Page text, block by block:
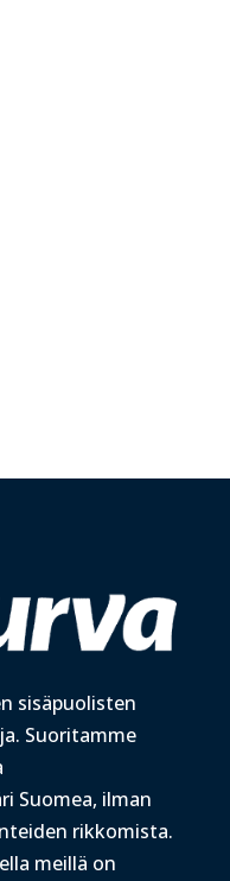
sisäpuolisten
Suoritamme
Suomea, ilman
rikkomista.
meillä on